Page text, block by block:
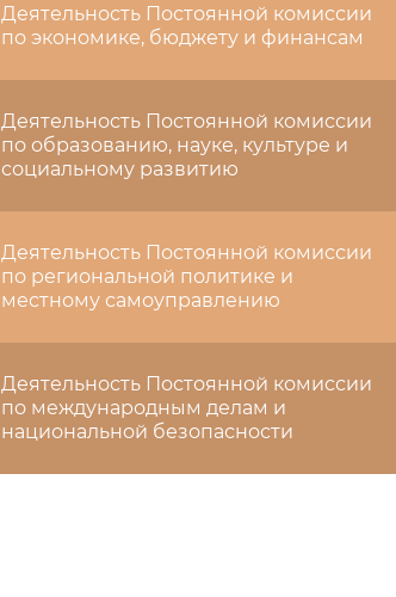
Деятельность Постоянной комиссии
по экономике, бюджету и финансам
Деятельность Постоянной комиссии
по образованию, науке, культуре и
социальному развитию
Деятельность Постоянной комиссии
по региональной политике и
местному самоуправлению
Деятельность Постоянной комиссии
по международным делам и
национальной безопасности